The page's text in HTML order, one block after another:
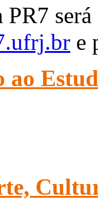
PR7
e
ao